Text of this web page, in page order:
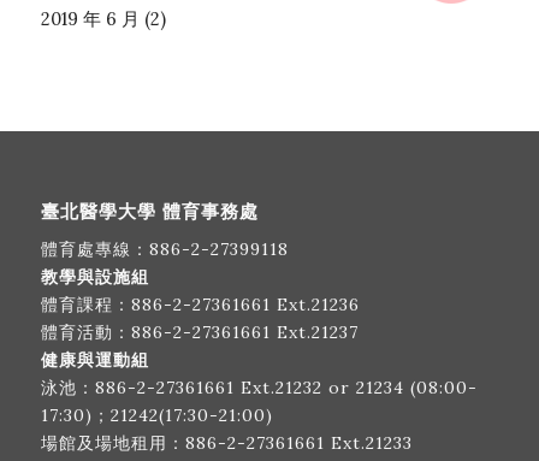
2019 年 6 月 (2)
臺北醫學大學 體育事務處
體育處專線： 886-2-27399118
教學與設施組
體育課程： 886-2-27361661 Ext.21236
體育活動： 886-2-27361661 Ext.21237
健康與運動組
泳池： 886-2-27361661 Ext.21232 or 21234 (08:00-
17:30)；21242(17:30-21:00)
場館及場地租用： 886-2-27361661 Ext.21233